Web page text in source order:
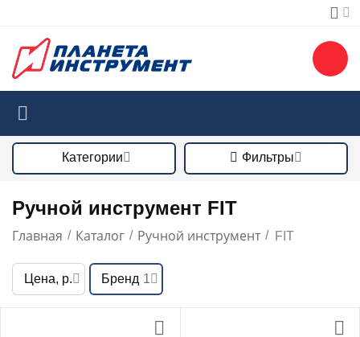
Категории Фильтры
Ручной инструмент FIT
Главная / Каталог / Ручной инструмент / FIT
Цена, р. Бренд 1